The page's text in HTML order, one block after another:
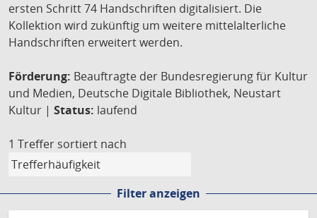
ersten Schritt 74 Handschriften digitalisiert. Die
Kollektion wird zukünftig um weitere mittelalterliche
Handschriften erweitert werden.
Förderung: Beauftragte der Bundesregierung für Kultur
und Medien, Deutsche Digitale Bibliothek, Neustart
Kultur | Status: laufend
1 Treffer sortiert nach
Filter anzeigen